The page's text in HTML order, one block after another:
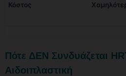
Κόστος
Πότε ΔΕΝ Συνδυάζεται
Αιδοιπλαστική